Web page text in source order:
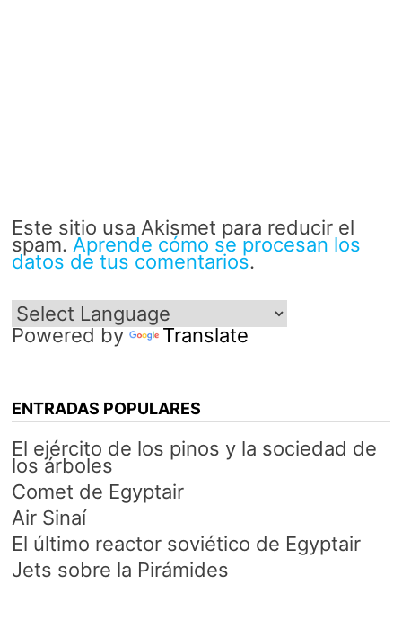
Este sitio usa Akismet para reducir el
spam. Aprende cómo se procesan los
datos de tus comentarios.
Powered by Translate
ENTRADAS POPULARES
El ejército de los pinos y la sociedad de
los árboles
Comet de Egyptair
Air Sinaí
El último reactor soviético de Egyptair
Jets sobre la Pirámides